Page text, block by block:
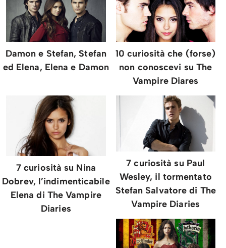
Damon e Stefan, Stefan
ed Elena, Elena e Damon
10 curiosità che (forse)
non conoscevi su The
Vampire Diares
7 curiosità su Nina
Dobrev, l’indimenticabile
Elena di The Vampire
Diaries
7 curiosità su Paul
Wesley, il tormentato
Stefan Salvatore di The
Vampire Diaries